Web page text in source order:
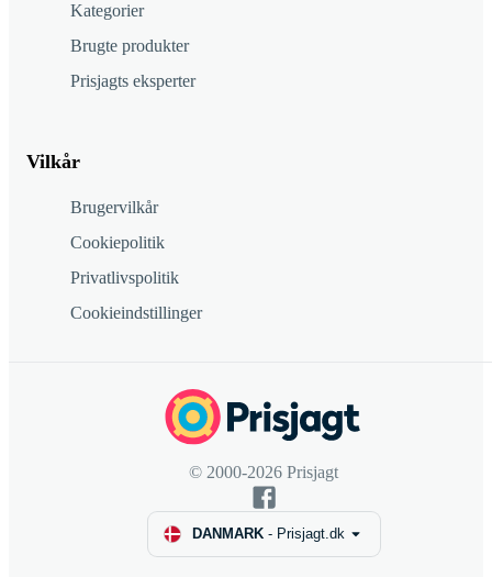
Kategorier
Brugte produkter
Prisjagts eksperter
Vilkår
Brugervilkår
Cookiepolitik
Privatlivspolitik
Cookieindstillinger
© 2000-2026 Prisjagt
DANMARK- Prisjagt.dk